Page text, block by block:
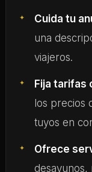
Cuida tu
una
viajeros.
Fija tarifas
los precios
tuyos en
Ofrece
desayunos,